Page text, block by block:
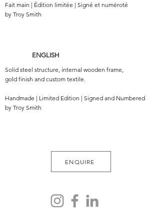
Fait main | Édition limitée | Signé et numéroté
by Troy Smith
ENGLISH
Solid steel structure, internal wooden frame,
gold finish and custom textile.
Handmade | Limited Edition | Signed and Numbered
by Troy Smith
ENQUIRE